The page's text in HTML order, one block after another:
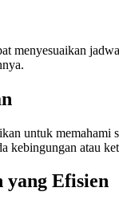
menyesuaikan
untuk
kebingungan atau
yang Efisien